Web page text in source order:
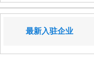
最新入驻企业